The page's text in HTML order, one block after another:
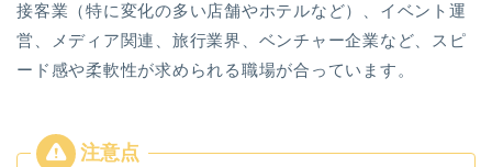
接客業（特に変化の多い店舗やホテルなど）、イベント運
営、メディア関連、旅行業界、ベンチャー企業など、スピ
ード感や柔軟性が求められる職場が合っています。